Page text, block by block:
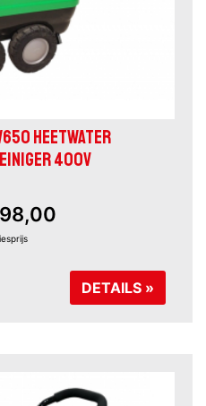
HEETWATER
400V
DETAILS »